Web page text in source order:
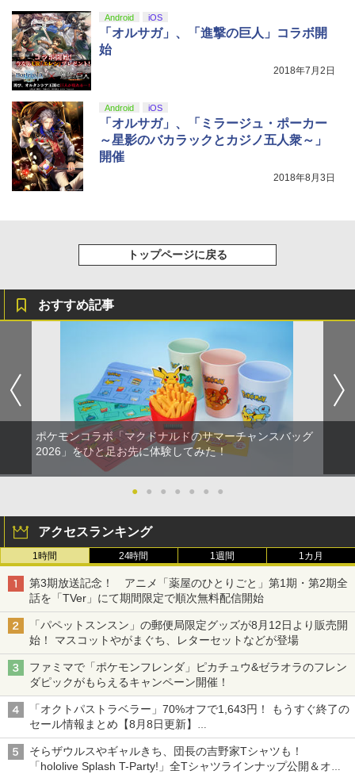
Android iOS
「オルサガ」、「進撃の巨人」コラボ開
始
2018年7月2日
Android iOS
「オルサガ」、「ミラージュ・ポーカー
～星影のバカラックとカジノ五人衆～」
開催
2018年8月3日
トップページに戻る
おすすめ記事
ポケモンコラボ「マクドナルドのサマーチャンスバッグ
2026」をひと足お先に体験してみた！
● ● ● ● ● ● ●
アクセスランキング
1時間 24時間 1週間 1カ月
第3期放送記念！ アニメ「薬屋のひとりごと」第1期・第2期全
話を「TVer」にて期間限定で順次無料配信開始
「パペットスンスン」の郵便局限定グッズが8月12日より販売開
始！ マスコットやがまぐち、レターセットなどが登場
ファミマで「ポケモンフレンダ」ピカチュウ&ゼラオラのフレン
ダピックがもらえるキャンペーン開催！
「オクトパストラベラー」70%オフで1,643円！ もうすぐ終了の
セール情報まとめ【8月8日更新】
ニンテンドーeショップでは「大神 絶景版」が67%オフで990円
そらザウルスやギャルきち、団長の吉野家Tシャツも！
「hololive Splash T-Party!」全Tシャツラインナップ公開＆オン